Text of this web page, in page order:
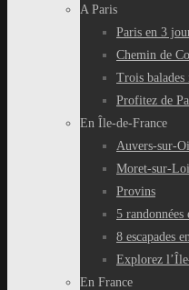
A Paris
Paris en 3
Chemin de
Trois balades
Profitez de
En Île-de-France
Auvers-sur-
Moret-sur-
Provins
5
8 escapades
Explorez
En France